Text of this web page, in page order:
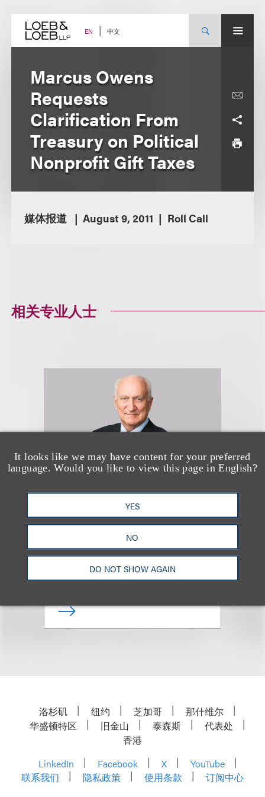
content EN 中文
It looks like we may have content for your preferred
language. Would you like to view this page in English?
YES
NO
DO NOT SHOW AGAIN
Marcus Owens
Requests
Clarification From
Treasury on Political
Nonprofit Gift Taxes
媒体报道 August 9, 2011 Roll Call
相关专业人士
Marcus S. Owens
合伙人
+1.202.618.5014
洛杉矶 纽约 芝加哥
那什维尔
华盛顿特区
旧金山 泰森斯
代表处
香港
LinkedIn
Facebook X
YouTube
联系我们
隐私政策 使用条款 订阅中心